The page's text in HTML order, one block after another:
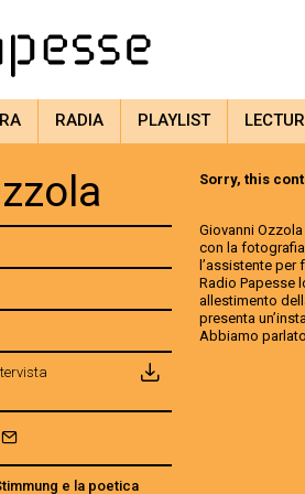
RADIA PLAYLIST
e la poetica
Sorry, this
Giovanni
con la
l’assistente
Radio Papesse
allestimento
presenta
Abbiamo